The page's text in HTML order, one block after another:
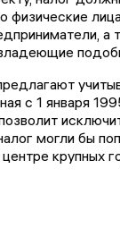
физические
а
с 1 января
могли бы
крупных